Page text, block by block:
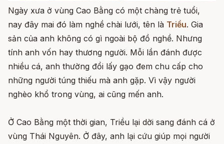
Ngày xưa ở vùng Cao Bằng có một chàng trẻ tuổi,
nay đây mai đó làm nghề chài lưới, tên là Triều. Gia
sản của anh không có gì ngoài bộ đồ nghề. Nhưng
tính anh vốn hay thương người. Mỗi lần đánh được
nhiều cá, anh thường đổi lấy gạo đem chu cấp cho
những người túng thiếu mà anh gặp. Vì vậy người
nghèo khổ trong vùng, ai cũng mến anh.
Ở Cao Bằng một thời gian, Triều lại dời sang đánh cá ở
vùng Thái Nguyên. Ở đây, anh lại cứu giúp mọi người